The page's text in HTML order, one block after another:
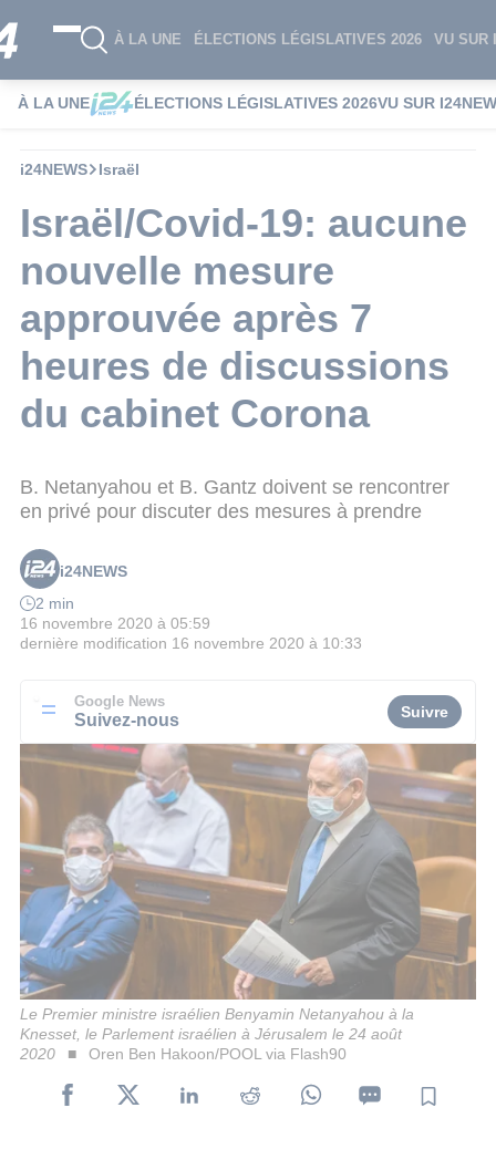
À LA UNE ÉLECTIONS LÉGISLATIVES 2026 VU SUR
À LA UNE ÉLECTIONS LÉGISLATIVES 2026VU SUR
i24NEWS Israël
Israël/Covid-19: aucune
nouvelle mesure
approuvée après 7
heures de discussions
du cabinet Corona
B. Netanyahou et B. Gantz doivent se rencontrer
en privé pour discuter des mesures à prendre
i24NEWS
2 min
16 novembre 2020 à 05:59
dernière modification 16 novembre 2020 à 10:33
Google News
Suivez-nous Suivre
Le Premier ministre israélien Benyamin Netanyahou à la
Knesset, le Parlement israélien à Jérusalem le 24 août
2020
Oren Ben Hakoon/POOL via Flash90